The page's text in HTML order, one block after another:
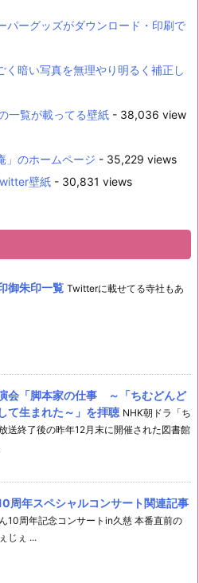
パーグッズがダウンロード・印刷で
暗い写真を無理やり明るく補正し
一覧が載ってる壁紙 - 38,036 view
」のホームページ - 35,229 views
壁紙 - 30,831 views
御朱印一覧 Twitterに載せてる寺社もあ
会「脚本家の仕事 ～「ちむどんど
て生まれた～」を拝聴 NHK朝ドラ「ち
送終了後の昨年12月末に開催された図書館
周年スペシャルコンサート関連記事
10周年記念コンサートin久慈 本番直前の
じぇ ...